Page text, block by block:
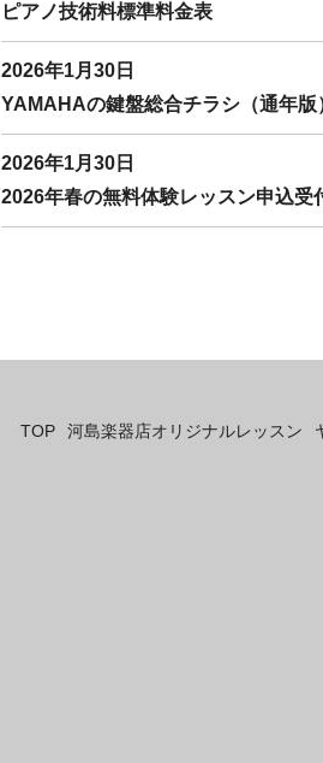
ピアノ技術料標準料金表
2026年1月30日
YAMAHAの鍵盤総合チラシ（通年版
2026年1月30日
2026年春の無料体験レッスン申込受
TOP 河島楽器店オリジナルレッスン